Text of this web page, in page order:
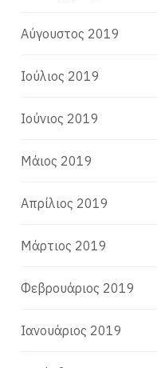
Αύγουστος 2019
Ιούλιος 2019
Ιούνιος 2019
Μάιος 2019
Απρίλιος 2019
Μάρτιος 2019
Φεβρουάριος 2019
Ιανουάριος 2019